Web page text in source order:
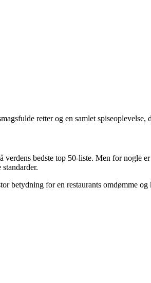
retter og en samlet
bedste top 50-liste. Men for nogle
betydning for en restaurants omdømme